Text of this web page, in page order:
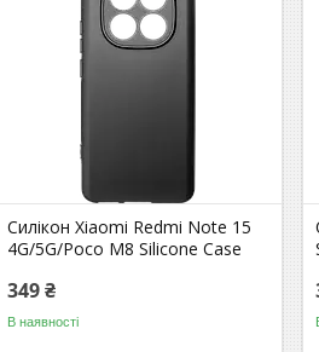
Силікон Xiaomi Redmi Note 15
4G/5G/Poco M8 Silicone Case
349 ₴
В наявності